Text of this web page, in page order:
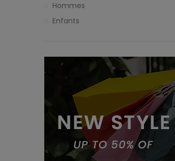
Hommes
Enfants